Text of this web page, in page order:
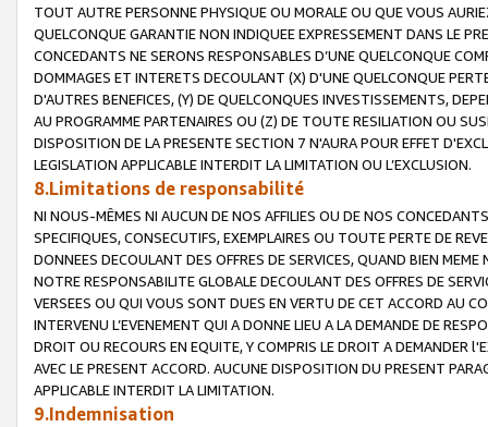
TOUT AUTRE PERSONNE PHYSIQUE OU MORALE OU QUE VOUS
QUELCONQUE GARANTIE NON INDIQUEE EXPRESSEMENT DANS LE
CONCEDANTS NE SERONS RESPONSABLES D’UNE QUELCONQUE
DOMMAGES ET INTERETS DECOULANT (X) D'UNE QUELCONQUE
D'AUTRES BENEFICES, (Y) DE QUELCONQUES INVESTISSEMENTS,
AU PROGRAMME PARTENAIRES OU (Z) DE TOUTE RESILIATION OU
DISPOSITION DE LA PRESENTE SECTION 7 N'AURA POUR EFFET
LEGISLATION APPLICABLE INTERDIT LA LIMITATION OU L’EXCLUSION.
8.Limitations de responsabilité
NI NOUS-MÊMES NI AUCUN DE NOS AFFILIES OU DE NOS
SPECIFIQUES, CONSECUTIFS, EXEMPLAIRES OU TOUTE PERTE DE
DONNEES DECOULANT DES OFFRES DE SERVICES, QUAND BIEN
NOTRE RESPONSABILITE GLOBALE DECOULANT DES OFFRES DE
VERSEES OU QUI VOUS SONT DUES EN VERTU DE CET ACCORD AU
INTERVENU L’EVENEMENT QUI A DONNE LIEU A LA DEMANDE DE
DROIT OU RECOURS EN EQUITE, Y COMPRIS LE DROIT A DEMANDER
AVEC LE PRESENT ACCORD. AUCUNE DISPOSITION DU PRESENT
APPLICABLE INTERDIT LA LIMITATION.
9.Indemnisation